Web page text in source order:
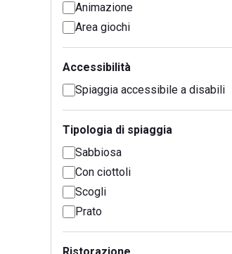
Animazione
Area giochi
Accessibilità
Spiaggia accessibile a disabili
Tipologia di spiaggia
Sabbiosa
Con ciottoli
Scogli
Prato